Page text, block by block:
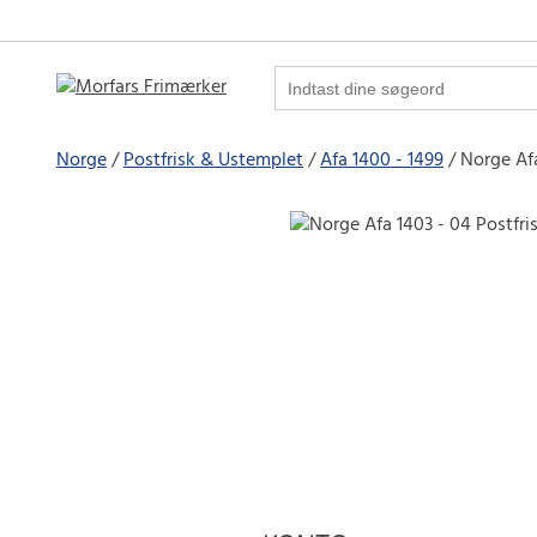
Norge Postfrisk & Ustemplet Afa 1400 - 1499 Norge